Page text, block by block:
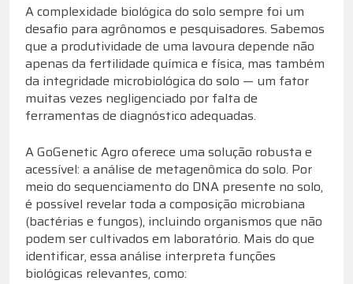
A complexidade biológica do solo sempre foi um
desafio para agrônomos e pesquisadores. Sabemos
que a produtividade de uma lavoura depende não
apenas da fertilidade química e física, mas também
da integridade microbiológica do solo — um fator
muitas vezes negligenciado por falta de
ferramentas de diagnóstico adequadas.
A GoGenetic Agro oferece uma solução robusta e
acessível: a análise de metagenômica do solo. Por
meio do sequenciamento do DNA presente no solo,
é possível revelar toda a composição microbiana
(bactérias e fungos), incluindo organismos que não
podem ser cultivados em laboratório. Mais do que
identificar, essa análise interpreta funções
biológicas relevantes, como: